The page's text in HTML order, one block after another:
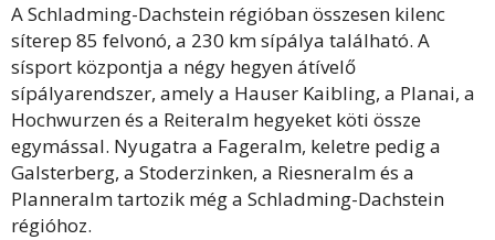
A Schladming-Dachstein régióban összesen kilenc
síterep 85 felvonó, a 230 km sípálya található. A
sísport központja a négy hegyen átívelő
sípályarendszer, amely a Hauser Kaibling, a Planai, a
Hochwurzen és a Reiteralm hegyeket köti össze
egymással. Nyugatra a Fageralm, keletre pedig a
Galsterberg, a Stoderzinken, a Riesneralm és a
Planneralm tartozik még a Schladming-Dachstein
régióhoz.